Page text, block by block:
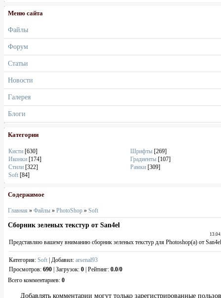
Меню сайта
Файлы
Форум
Статьи
Новости
Галерея
Блоги
Категории
Кисти [630] Шрифты [269]
Иконки [174] Градиенты [107]
Стили [322] Рамки [309]
Soft [84]
Содержимое
Главная » Файлы » PhotoShop » Soft
Сборник зеленых текстур от San4el
Представляю вашему вниманию сборник зеленых текстур для Photoshop(а) от
Категория: Soft Добавил: arsenal93
Просмотров: 690 Загрузок: 0 Рейтинг: 0.0/0
Всего комментариев: 0
Добавлять комментарии могут только зарегистрированные